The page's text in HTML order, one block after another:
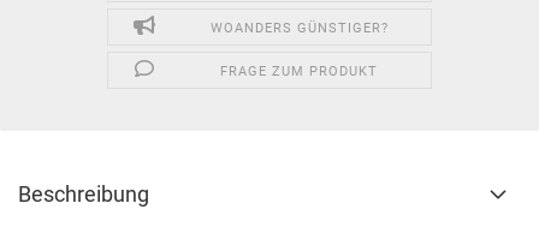
WOANDERS GÜNSTIGER?
FRAGE ZUM PRODUKT
Beschreibung